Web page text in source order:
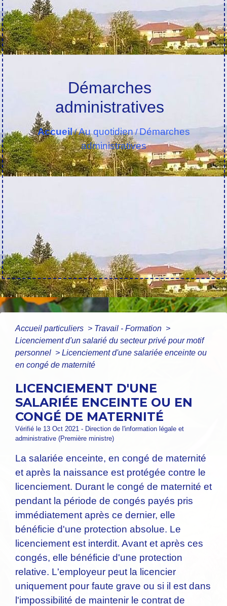
Démarches
administratives
Accueil/Au quotidien/Démarches
administratives
Accueil particuliers > Travail - Formation >
Licenciement d'un salarié du secteur privé pour motif
personnel > Licenciement d'une salariée enceinte ou
en congé de maternité
LICENCIEMENT D'UNE
SALARIÉE ENCEINTE OU EN
CONGÉ DE MATERNITÉ
Vérifié le 13 Oct 2021 - Direction de l'information légale et
administrative (Première ministre)
La salariée enceinte, en congé de maternité
et après la naissance est protégée contre le
licenciement. Durant le congé de maternité et
pendant la période de congés payés pris
immédiatement après ce dernier, elle
bénéficie d'une protection absolue. Le
licenciement est interdit. Avant et après ces
congés, elle bénéficie d'une protection
relative. L'employeur peut la licencier
uniquement pour faute grave ou si il est dans
l'impossibilité de maintenir le contrat de